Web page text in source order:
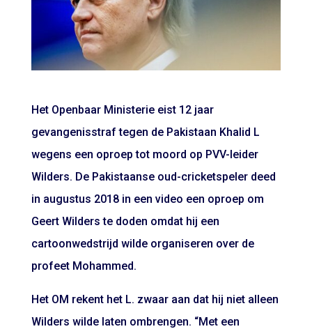
Het Openbaar Ministerie eist 12 jaar
gevangenisstraf tegen de Pakistaan Khalid L
wegens een oproep tot moord op PVV-leider
Wilders. De Pakistaanse oud-cricketspeler deed
in augustus 2018 in een video een oproep om
Geert Wilders te doden omdat hij een
cartoonwedstrijd wilde organiseren over de
profeet Mohammed.
Het OM rekent het L. zwaar aan dat hij niet alleen
Wilders wilde laten ombrengen. “Met een